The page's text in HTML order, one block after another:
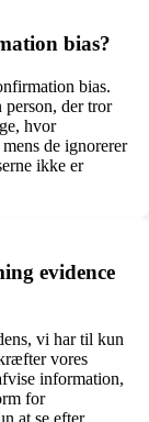
bias?
bias.
der tror
hvor
de ignorerer
ikke er
evidence
vi har til kun
vores
information,
for
at se efter